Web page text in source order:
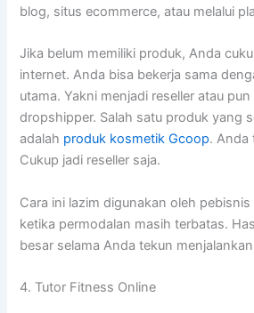
blog, situs ecommerce, atau melalui
Jika belum memiliki produk, Anda
internet. Anda bisa bekerja sama
utama. Yakni menjadi reseller atau
dropshipper. Salah satu produk yang
adalah produk kosmetik Gcoop. Anda
Cukup jadi reseller saja.
Cara ini lazim digunakan oleh pebisnis
ketika permodalan masih terbatas.
besar selama Anda tekun
4. Tutor Fitness Online